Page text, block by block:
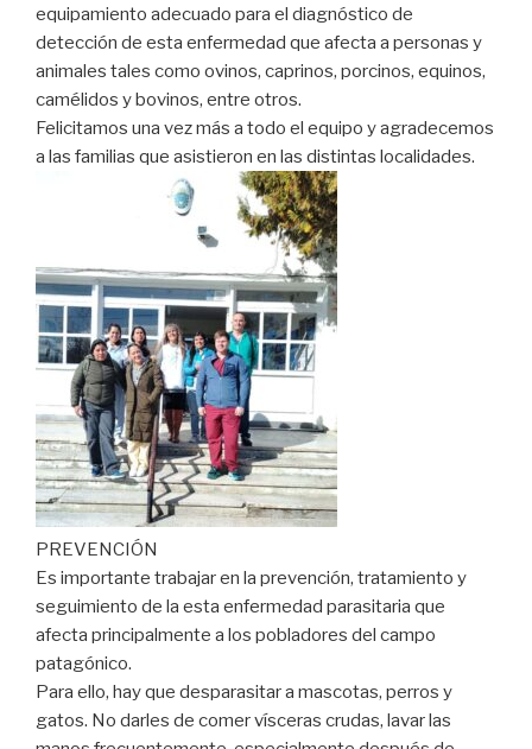
equipamiento adecuado para el diagnóstico de
detección de esta enfermedad que afecta a personas y
animales tales como ovinos, caprinos, porcinos, equinos,
camélidos y bovinos, entre otros.
Felicitamos una vez más a todo el equipo y agradecemos
a las familias que asistieron en las distintas localidades.
PREVENCIÓN
Es importante trabajar en la prevención, tratamiento y
seguimiento de la esta enfermedad parasitaria que
afecta principalmente a los pobladores del campo
patagónico.
Para ello, hay que desparasitar a mascotas, perros y
gatos. No darles de comer vísceras crudas, lavar las